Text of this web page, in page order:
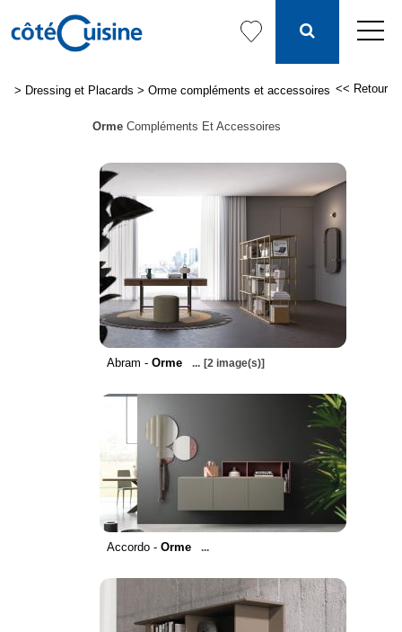
> Dressing et Placards > Orme compléments et accessoires << Retour
OrmeCompléments Et Accessoires
Abram - Orme ... [2 image(s)]
Accordo - Orme ...